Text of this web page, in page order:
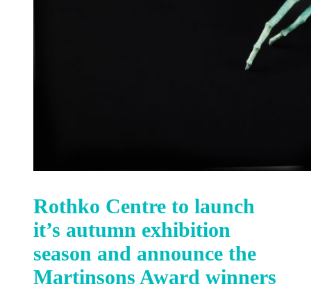
Rothko Centre to launch
it’s autumn exhibition
season and announce the
Martinsons Award winners